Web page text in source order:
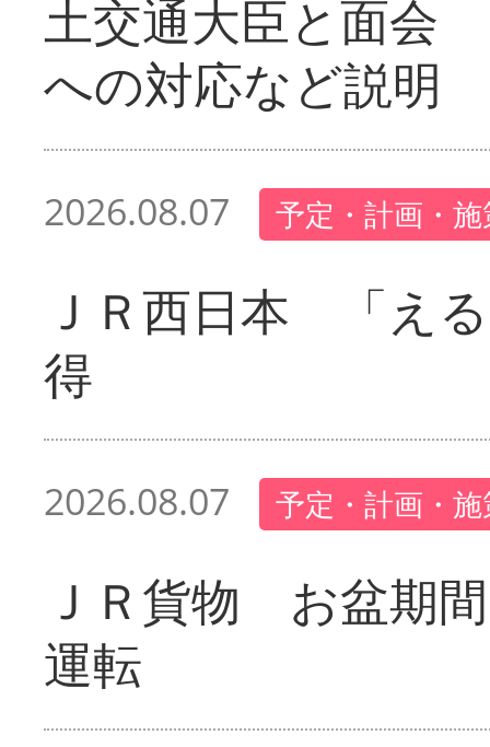
土交通大臣と面会
への対応など説明
2026.08.07 予定・計画・
ＪＲ西日本 「え
得
2026.08.07 予定・計画・
ＪＲ貨物 お盆期
運転